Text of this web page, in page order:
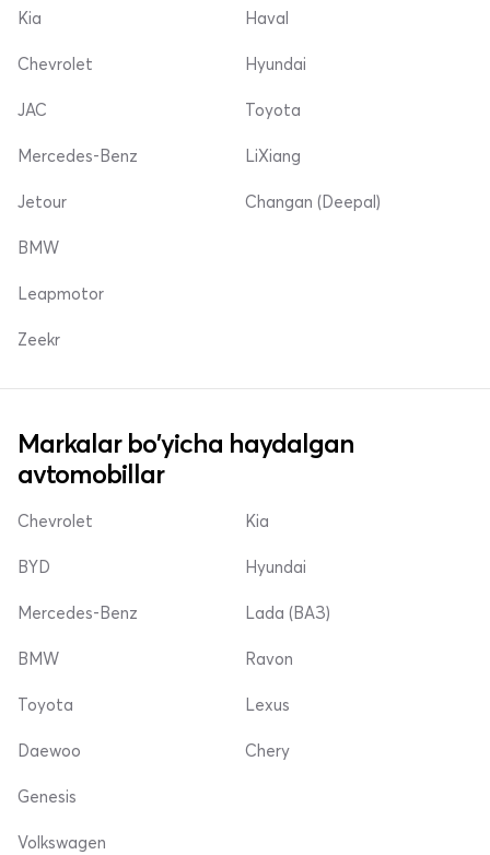
Kia
Chevrolet
Haval
Hyundai
JAC
Mercedes-Benz
Jetour
Toyota
LiXiang
Changan (Deepal)
BMW
Leapmotor
Zeekr
Markalar bo'yicha haydalgan
avtomobillar
Chevrolet
BYD
Mercedes-Benz
Kia
Hyundai
Lada (ВАЗ)
BMW
Toyota
Daewoo
Ravon
Lexus
Chery
Genesis
Volkswagen